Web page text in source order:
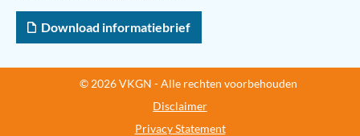
Download informatiebrief
© 2026 VKGN - Alle rechten voorbehouden
Disclaimer
Privacy Statement